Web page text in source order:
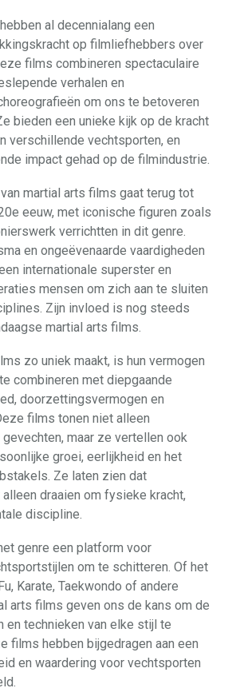
al decennialang een
op filmliefhebbers over
films combineren spectaculaire
verhalen en
om ons te betoveren
bieden een unieke kijk op de kracht
verschillende vechtsporten, en
impact gehad op de filmindustrie.
martial arts films gaat terug tot
eeuw, met iconische figuren zoals
verrichtten in dit genre.
en ongeëvenaarde vaardigheden
internationale superster en
mensen om zich aan te sluiten
Zijn invloed is nog steeds
martial arts films.
zo uniek maakt, is hun vermogen
combineren met diepgaande
doorzettingsvermogen en
films tonen niet alleen
maar ze vertellen ook
groei, eerlijkheid en het
Ze laten zien dat
draaien om fysieke kracht,
discipline.
genre een platform voor
om te schitteren. Of het
Karate, Taekwondo of andere
arts films geven ons de kans om de
en technieken van elke stijl te
films hebben bijgedragen aan een
en waardering voor vechtsporten